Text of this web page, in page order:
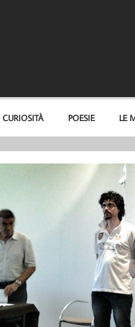
CURIOSITÀ POESIE LE